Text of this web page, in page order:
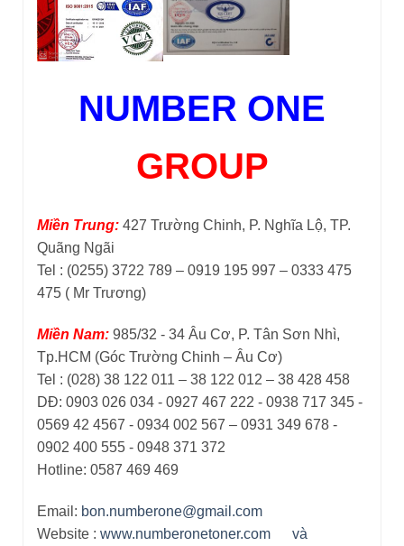
NUMBER ONE
GROUP
Miền Trung: 427 Trường Chinh, P. Nghĩa Lộ, TP.
Quãng Ngãi
Tel : (0255) 3722 789 – 0919 195 997 – 0333 475
475 ( Mr Trương)
Miền Nam: 985/32 - 34 Âu Cơ, P. Tân Sơn Nhì,
Tp.HCM (Góc Trường Chinh – Âu Cơ)
Tel : (028) 38 122 011 – 38 122 012 – 38 428 458
DĐ: 0903 026 034 - 0927 467 222 - 0938 717 345 -
0569 42 4567 - 0934 002 567 – 0931 349 678 -
0902 400 555 - 0948 371 372
Hotline: 0587 469 469
Email: bon.numberone@gmail.com
Website : www.numberonetoner.com và